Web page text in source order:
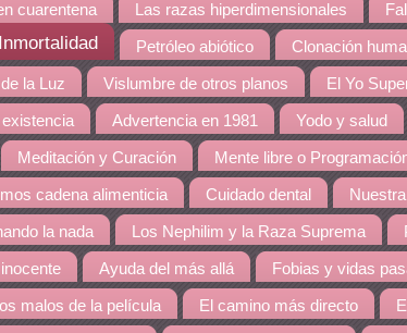
cuarentena Las razas hiperdimensionales
Petróleo abiótico Clonación
la Luz Vislumbre de otros planos El Yo
Advertencia en 1981 Yodo y salud
Meditación y Curación Mente libre o
cadena alimenticia Cuidado dental
la nada Los Nephilim y la Raza Suprema
Ayuda del más allá Fobias y vidas
Los malos de la película El camino más directo